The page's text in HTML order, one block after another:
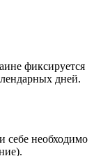
фиксируется
дней.
необходимо